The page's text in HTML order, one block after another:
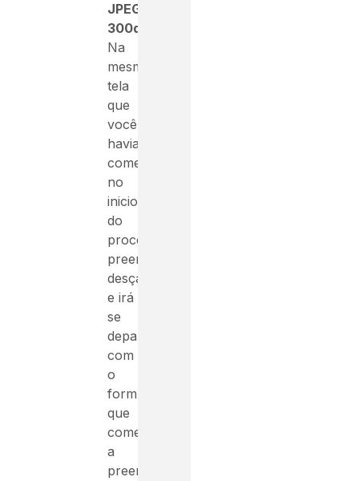
JPEG,
300dpi
Na
mesma
tela
que
você
havia
começado
no
inicio
do
processo
preencher,
desça
e irá
se
deparar
com
o
formulário
que
começou
a
preencher,